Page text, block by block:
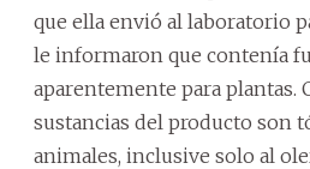
que ella envió al laboratorio
le informaron que contenía
aparentemente para plantas.
sustancias del producto son
animales, inclusive solo al